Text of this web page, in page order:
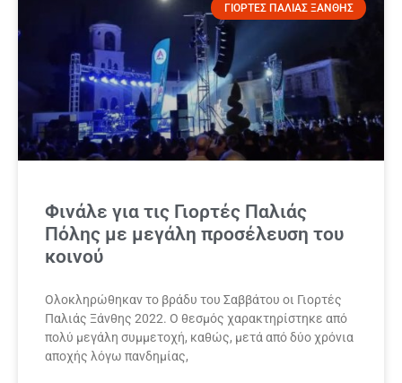
ΓΙΟΡΤΕΣ ΠΑΛΙΑΣ ΞΑΝΘΗΣ
Φινάλε για τις Γιορτές Παλιάς
Πόλης με μεγάλη προσέλευση του
κοινού
Ολοκληρώθηκαν το βράδυ του Σαββάτου οι Γιορτές
Παλιάς Ξάνθης 2022. Ο θεσμός χαρακτηρίστηκε από
πολύ μεγάλη συμμετοχή, καθώς, μετά από δύο χρόνια
αποχής λόγω πανδημίας,